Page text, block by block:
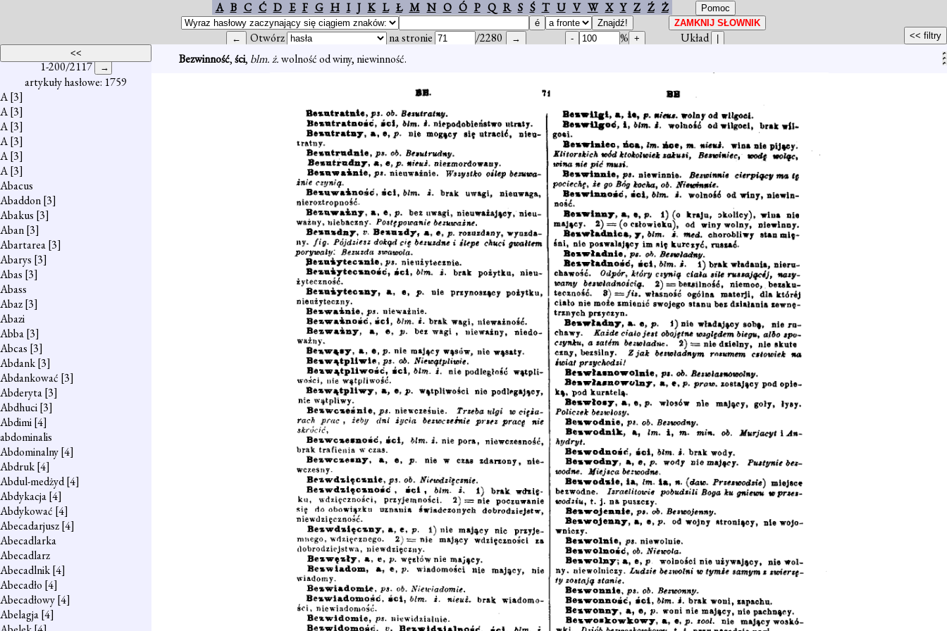
A B C Ć D E F G H I J K L Ł M N O Ó P Q R S Ś T U V W X Y Z Ź Ż
Otwórz na stronie /2280 %
Układ
1-200/2117
artykuły hasłowe: 1759
A[3]
A[3]
A[3]
A[3]
A[3]
A[3]
Abacus
Abaddon[3]
Abakus [3]
Aban[3]
Abartarea[3]
Abarys [3]
Abas [3]
Abass
Abaz[3]
Abazi
Abba[3]
Abcas [3]
Abdank[3]
Abdankować [3]
Abderyta[3]
Abdhuci[3]
Abdimi[4]
abdominalis
Abdominalny[4]
Abdruk[4]
Abdul-medżyd[4]
Abdykacja[4]
Abdykować [4]
Abecadarjusz[4]
Abecadlarka
Abecadlarz
Abecadlnik[4]
Abecadło [4]
Abecadłowy[4]
Abelagja[4]
Bezwinność,ści, blm. ż.wolność od winy, niewinność.